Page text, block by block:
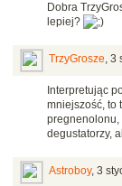
Dobra
lepiej?
TrzyGrosze, 3
Interpretując
mniejszość, to
pregnenolonu,
degustatorzy,
Astroboy, 3